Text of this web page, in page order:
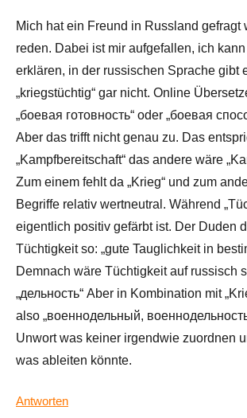
Mich hat ein Freund in Russland gefragt
reden. Dabei ist mir aufgefallen, ich
erklären, in der russischen Sprache gibt
„kriegstüchtig“ gar nicht. Online
„боевая готовность“ oder „боевая
Aber das trifft nicht genau zu. Das
„Kampfbereitschaft“ das andere wäre
Zum einem fehlt da „Krieg“ und zum
Begriffe relativ wertneutral. Während
eigentlich positiv gefärbt ist. Der Duden
Tüchtigkeit so: „gute Tauglichkeit in
Demnach wäre Tüchtigkeit auf russisch
„дельность“ Aber in Kombination mit
also „военнодельный,
Unwort was keiner irgendwie zuordnen
was ableiten könnte.
Antworten